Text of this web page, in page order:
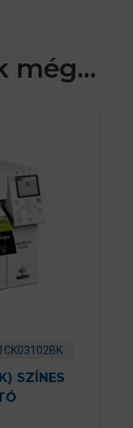
még…
SZÍNES